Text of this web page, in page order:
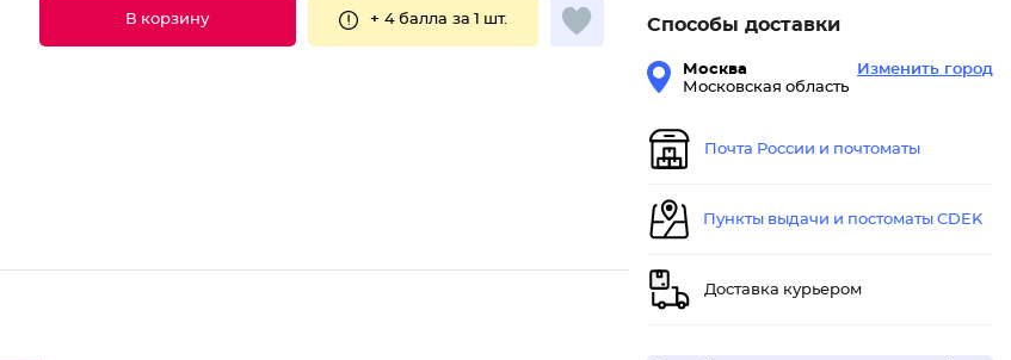
В корзину + 4 балла за 1 шт. Способы доставки
Москва
Московская область
Изменить город
Почта России и почтоматы
Пункты выдачи и постоматы CDEK
Доставка курьером